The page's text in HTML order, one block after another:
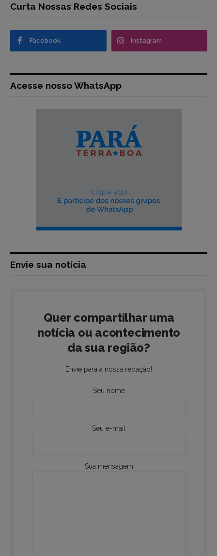
Curta Nossas Redes Sociais
Facebook Instagram
Acesse nosso WhatsApp
Envie sua notícia
Quer compartilhar uma
notícia ou acontecimento
da sua região?
Envie para a nossa redação!
Seu nome
Seu e-mail
Sua mensagem